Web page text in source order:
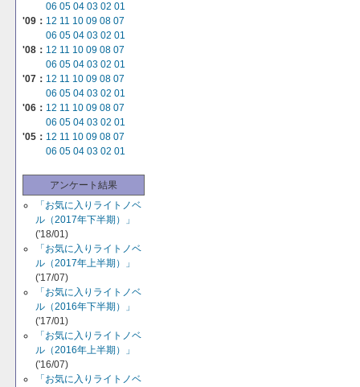
06 05 04 03 02 01
'09： 12 11 10 09 08 07
06 05 04 03 02 01
'08： 12 11 10 09 08 07
06 05 04 03 02 01
'07： 12 11 10 09 08 07
06 05 04 03 02 01
'06： 12 11 10 09 08 07
06 05 04 03 02 01
'05： 12 11 10 09 08 07
06 05 04 03 02 01
アンケート結果
「お気に入りライトノベ
ル（2017年下半期）」
('18/01)
「お気に入りライトノベ
ル（2017年上半期）」
('17/07)
「お気に入りライトノベ
ル（2016年下半期）」
('17/01)
「お気に入りライトノベ
ル（2016年上半期）」
('16/07)
「お気に入りライトノベ